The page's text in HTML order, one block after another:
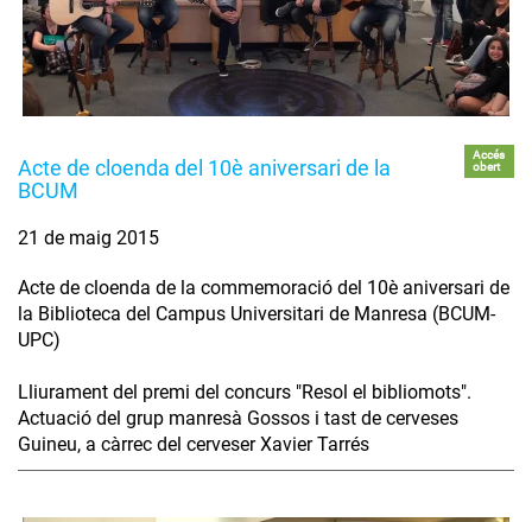
Acte de cloenda del 10è aniversari de la
BCUM
Accés
obert
21 de maig 2015
Acte de cloenda de la commemoració del 10è aniversari de
la Biblioteca del Campus Universitari de Manresa (BCUM-
UPC)
Lliurament del premi del concurs "Resol el bibliomots".
Actuació del grup manresà Gossos i tast de cerveses
Guineu, a càrrec del cerveser Xavier Tarrés